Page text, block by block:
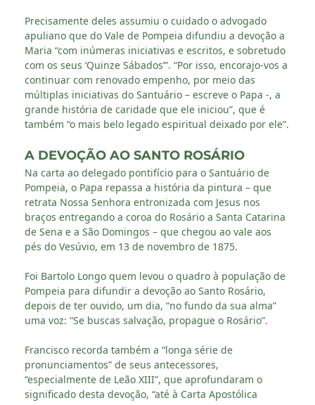
Precisamente deles assumiu o cuidado o advogado
apuliano que do Vale de Pompeia difundiu a devoção a
Maria “com inúmeras iniciativas e escritos, e sobretudo
com os seus ‘Quinze Sábados’”. “Por isso, encorajo-vos a
continuar com renovado empenho, por meio das
múltiplas iniciativas do Santuário – escreve o Papa -, a
grande história de caridade que ele iniciou”, que é
também “o mais belo legado espiritual deixado por ele”.
A DEVOÇÃO AO SANTO ROSÁRIO
Na carta ao delegado pontifício para o Santuário de
Pompeia, o Papa repassa a história da pintura – que
retrata Nossa Senhora entronizada com Jesus nos
braços entregando a coroa do Rosário a Santa Catarina
de Sena e a São Domingos – que chegou ao vale aos
pés do Vesúvio, em 13 de novembro de 1875.
Foi Bartolo Longo quem levou o quadro à população de
Pompeia para difundir a devoção ao Santo Rosário,
depois de ter ouvido, um dia, “no fundo da sua alma”
uma voz: “Se buscas salvação, propague o Rosário”.
Francisco recorda também a “longa série de
pronunciamentos” de seus antecessores,
“especialmente de Leão XIII”, que aprofundaram o
significado desta devoção, “até à Carta Apostólica